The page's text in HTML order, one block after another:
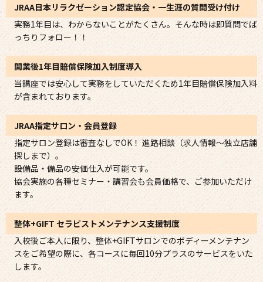
JRAA日本リラクゼーション認定協会・一生涯の質問受け付け
実務1年目は、わからないことがたくさん。そんな時は即質問でば
っちりフォロー！！
開業後1年目賠償保険加入制度導入
当講座では安心して実務をしていただくため1年目賠償保険加入料
が含まれております。
JRAA指定サロン・会員登録
指定サロン登録は審査なしでOK！ 進路相談（求人情報～独立店舗
探しまで）。
設備品・備品の安価仕入が可能です。
協会実施の各種セミナー・講習会も会員価格で、ご参加いただけ
ます。
整体+GIFT セラピストメンテナンス支援制度
入校後ご本人に限り、整体+GIFTサロンでのボディーメンテナン
スをご希望の際に、各コースに毎回10分プラスのサービスをいた
します。